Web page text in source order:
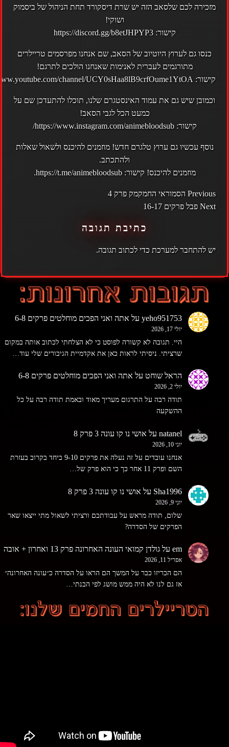
מזכירה לכם שלסאב הזה יש שרת דיסקורד תחת הניהול של ביסמוק
ושוקי!
קישור:https://discord.gg/b8etJHPYP3
כנסו גם לערוץ היוטיובשל הסאב, שם אנחנו מפרסמים טריילרים
מתורגמים לעברית לאנימות שאנחנו הולכים לתרגם!
קישור: channel/UCY0sHaa8lB9crfOume1YtOA
וכמובן שיש גם את עמוד האינסטגרם שלנו, תוכלו להתעדכן שם על
כמעט הכל לגבי הסאב!
קישור:https://www.instagram.com/animebloodsub/
נוסף עכשיו גם ערוץ טלגרם חדש! מוזמנים להיכנס ולשאול שאלות
ולהתכתב.
מוזמנים להיכנס! קישור:https://t.me/animebloodsub
.
POST
NAVIGATION
Previous הסמוראי החמקמק פרק 4
Next פבל פרקים 16-17
כתיבת תגובה
יש להתחבר למערכת כדי לכתוב תגובה.
yeho951753 על אתה ואני הפכים מוחלטים פרקים 6-8
יולי 17, 2026
היי. תגובה לא קשורה לפוסט כי לא הצלחתי לכתוב אותה במקום
שרציתי. ניסיתי לראות כאן את אקדמיית הגיבורים שלי עוד…
הראל שוחט על אתה ואני הפכים מוחלטים פרקים 6-8
יולי 2, 2026
תודה רבה על התרגום מעריך מאוד ובאמת תודה רבה על כל
ההשקעה
natanel על אושי נו קו עונה 3 פרק 8
יוני 10, 2026
אנחנו עובדים על זה נעלה את פרקים 9-10 ביחד בקרוב בעזרת
השם ופרק 11 אחר כך כי הוא פרק של…
Sha1996 על אושי נו קו עונה 3 פרק 8
יוני 9, 2026
שלום, תודה מראש על עבודתכם ורציתי לשאול מתי ייצאו שאר
הפרקים של הסדרה?
em על גולדן קמואי העונה האחרונה פרק 13 ואחרון + אובה
אפריל 11, 2026
הם הכריזו כבר על המשך הם הראו על הסדרה כ״עונה האחרונה״
אז גם לנו לא היה ממש מושג לפי הבנתי…